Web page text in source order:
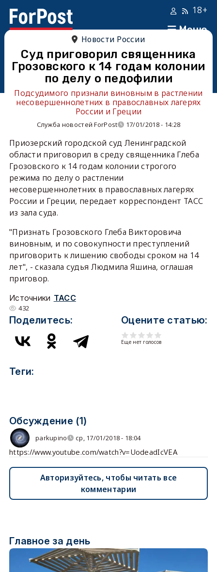
Меню
18+
Новости России
Суд приговорил священника
Грозовского к 14 годам колонии
по делу о педофилии
Подсудимого признали виновным в растлении
несовершеннолетних в православных лагерях
России и Греции
Служба новостей ForPost 17/01/2018 - 14:28
Приозерский городской суд Ленинградской
области приговорил в среду священника Глеба
Грозовского к 14 годам колонии строгого
режима по делу о растлении
несовершеннолетних в православных лагерях
России и Греции, передает корреспондент ТАСС
из зала суда.
"Признать Грозовского Глеба Викторовича
виновным, и по совокупности преступлений
приговорить к лишению свободы сроком на 14
лет", - сказала судья Людмила Яшина, оглашая
приговор.
Источники ТАСС
432
Поделитесь: Оцените статью:
Еще нет голосов
Теги:
Обсуждение (1)
parkupino ср, 17/01/2018 - 18:04
https://www.youtube.com/watch?v=UodeadIcVEA
Авторизуйтесь, чтобы читать все
комментарии
Главное за день